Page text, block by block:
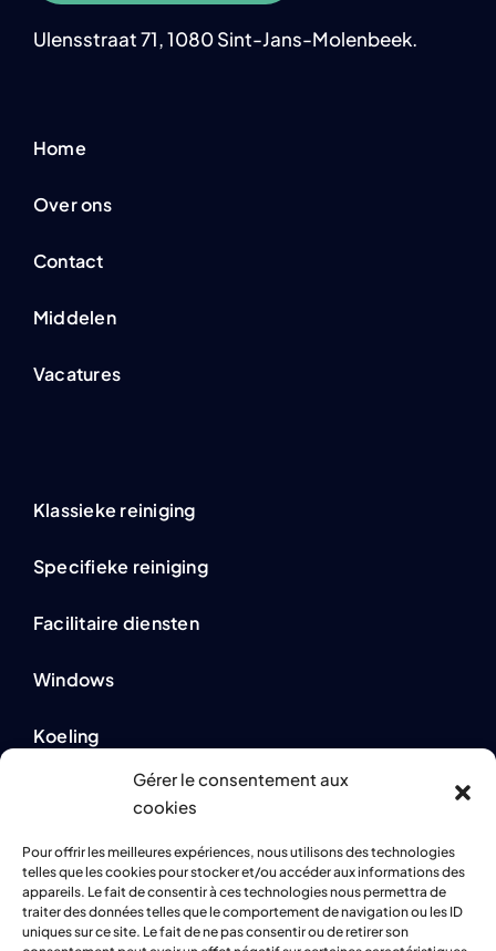
Gérer le consentement aux
cookies
Pour offrir les meilleures expériences, nous utilisons des technologies
telles que les cookies pour stocker et/ou accéder aux informations des
appareils. Le fait de consentir à ces technologies nous permettra de
traiter des données telles que le comportement de navigation ou les ID
uniques sur ce site. Le fait de ne pas consentir ou de retirer son
Ulensstraat 71, 1080 Sint-Jans-Molenbeek.
Home
Over ons
Contact
Middelen
Vacatures
Klassieke reiniging
Specifieke reiniging
Facilitaire diensten
Windows
Koeling
Privacybeleid